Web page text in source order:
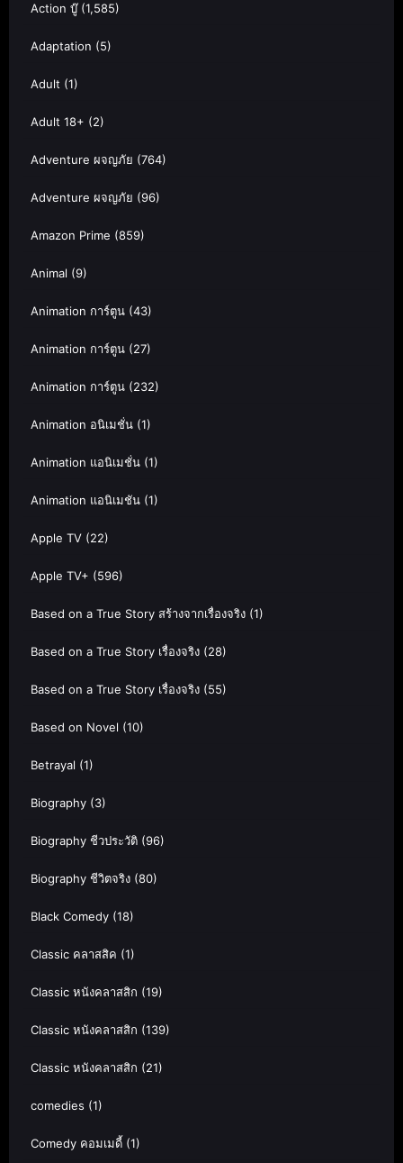
Action บู๊(1,585)
Adaptation (5)
Adult (1)
Adult 18+ (2)
Adventure ผจญภัย (764)
Adventure ผจญภัย (96)
Amazon Prime (859)
Animal (9)
Animation การ์ตูน (43)
Animation การ์ตูน (27)
Animation การ์ตูน (232)
Animation อนิเมชั่น (1)
Animation แอนิเมชั่น (1)
Animation แอนิเมชัน (1)
Apple TV (22)
Apple TV+ (596)
Based on a True Story สร้างจากเรื่องจริง (1)
Based on a True Story เรื่องจริง (28)
Based on a True Story เรื่องจริง (55)
Based on Novel (10)
Betrayal (1)
Biography (3)
Biography ชีวประวัติ (96)
Biography ชีวิตจริง (80)
Black Comedy (18)
Classic คลาสสิค (1)
Classic หนังคลาสสิก (19)
Classic หนังคลาสสิก (139)
Classic หนังคลาสสิก (21)
comedies (1)
Comedy คอมเมดี้ (1)